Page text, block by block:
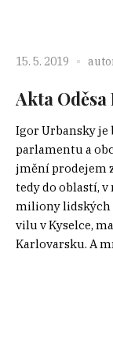
15. 5. 2019
Akta
Igor Urbansky je
parlamentu a
jmění prodejem
tedy do oblastí,
miliony lidských
vilu v Kyselce,
Karlovarsku. A